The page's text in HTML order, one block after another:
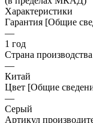
Характеристики
Гарантия [Общие
—
1 год
Страна
—
Китай
Цвет [Общие
—
Серый
Артикул